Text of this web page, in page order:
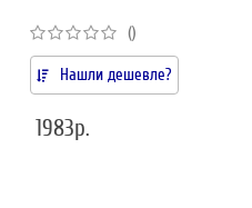
()
Нашли дешевле?
1983р.